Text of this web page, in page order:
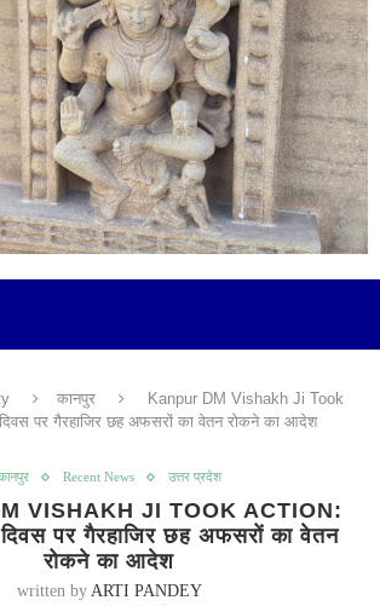
कानपुर
Kanpur DM Vishakh Ji Took
पर गैरहाजिर छह अफसरों का वेतन रोकने का आदेश
Recent News उत्तर प्रदेश
VISHAKH JI TOOK ACTION:
दिवस पर गैरहाजिर छह अफसरों का वेतन
रोकने का आदेश
written by ARTI PANDEY